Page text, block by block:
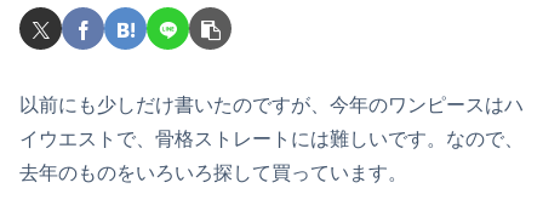
以前にも少しだけ書いたのですが、今年のワンピースはハ
イウエストで、骨格ストレートには難しいです。なので、
去年のものをいろいろ探して買っています。